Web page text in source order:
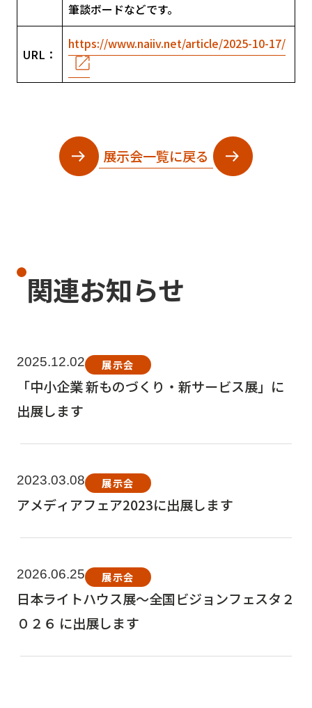
筆談ボードなどです。
URL：
https://www.naiiv.net/article/2025-10-17/
展示会一覧に戻る
関連お知らせ
2025.12.02 展示会
「中小企業 新ものづくり・新サービス展」に
出展します
2023.03.08 展示会
アメディアフェア2023に出展します
2026.06.25 展示会
日本ライトハウス展～全国ビジョンフェスタ２
０２６ に出展します